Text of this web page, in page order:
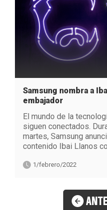
Samsung nombra a
embajador
El mundo de la
siguen conectados.
martes, Samsung
contenido Ibai Llanos
1/febrero/2022